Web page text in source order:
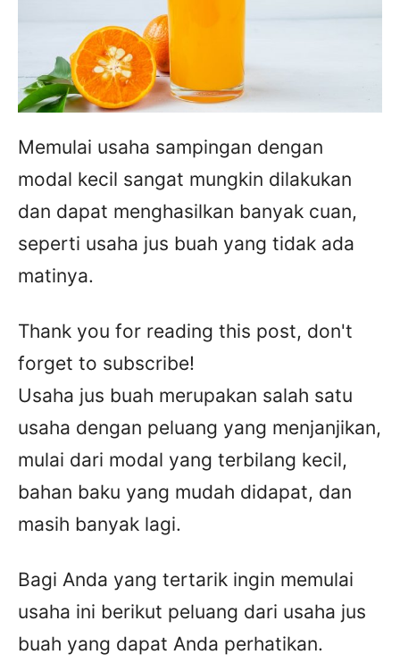
Memulai usaha sampingan dengan
modal kecil sangat mungkin dilakukan
dan dapat menghasilkan banyak cuan,
seperti usaha jus buah yang tidak ada
matinya.
Thank you for reading this post, don't
forget to subscribe!
Usaha jus buah merupakan salah satu
usaha dengan peluang yang menjanjikan,
mulai dari modal yang terbilang kecil,
bahan baku yang mudah didapat, dan
masih banyak lagi.
Bagi Anda yang tertarik ingin memulai
usaha ini berikut peluang dari usaha jus
buah yang dapat Anda perhatikan.